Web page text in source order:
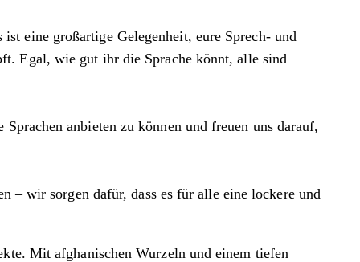
eine großartige Gelegenheit, eure Sprech- und
Egal, wie gut ihr die Sprache könnt, alle sind
anbieten zu können und freuen uns darauf,
– wir sorgen dafür, dass es für alle eine lockere und
Mit afghanischen Wurzeln und einem tiefen